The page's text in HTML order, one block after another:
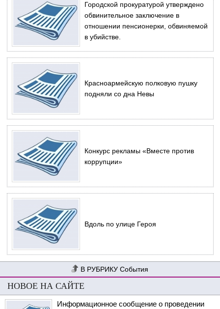
Городской прокуратурой утверждено
обвинительное заключение в
отношении пенсионерки, обвиняемой
в убийстве.
Красноармейскую полковую пушку
подняли со дна Невы
Конкурс рекламы «Вместе против
коррупции»
Вдоль по улице Героя
События
НОВОЕ НА САЙТЕ
Информационное сообщение о проведении